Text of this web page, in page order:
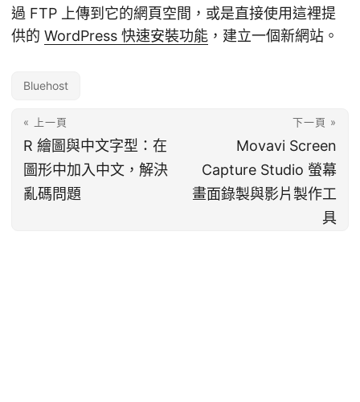
過 FTP 上傳到它的網頁空間，或是直接使用這裡提
供的 WordPress 快速安裝功能 ，建立一個新網站。
Bluehost
« 上一頁
R 繪圖與中文字型：在
圖形中加入中文，解決
亂碼問題
下一頁 »
Movavi Screen
Capture Studio 螢幕
畫面錄製與影片製作工
具